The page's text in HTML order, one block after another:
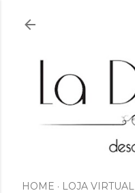
HOME LOJA VIRTUAL